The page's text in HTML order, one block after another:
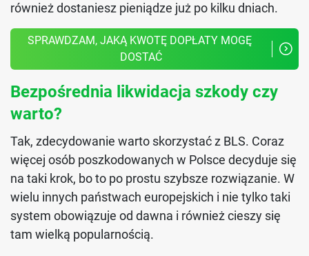
również dostaniesz pieniądze już po kilku dniach.
SPRAWDZAM, JAKĄ KWOTĘ DOPŁATY MOGĘ
DOSTAĆ
Bezpośrednia likwidacja szkody czy
warto?
Tak, zdecydowanie warto skorzystać z BLS. Coraz
więcej osób poszkodowanych w Polsce decyduje się
na taki krok, bo to po prostu szybsze rozwiązanie. W
wielu innych państwach europejskich i nie tylko taki
system obowiązuje od dawna i również cieszy się
tam wielką popularnością.